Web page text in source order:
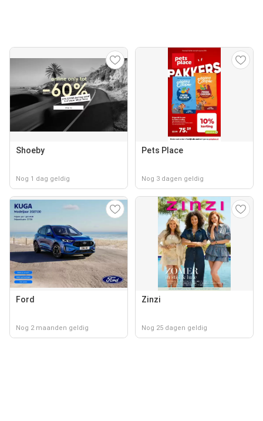
Shoeby
Nog 1 dag geldig
Pets Place
Nog 3 dagen geldig
Ford
Nog 2 maanden geldig
Zinzi
Nog 25 dagen geldig